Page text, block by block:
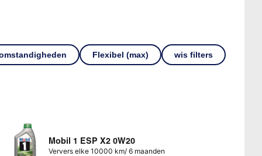
Flexibel (max) wis filters
Mobil 1 ESP X2 0W20
Ververs elke 10000 km/ 6 maanden